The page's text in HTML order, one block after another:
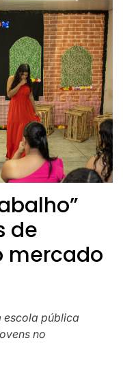
de
mercado
escola pública
no